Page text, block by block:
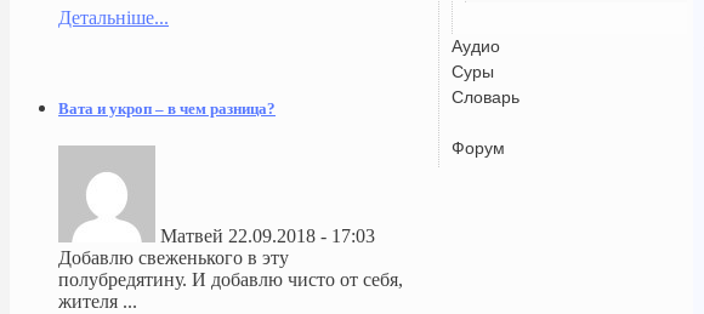
Аудио
Суры
Словарь
Форум
Детальніше...
Вата и укроп – в чем разница?
Матвей 22.09.2018 - 17:03
Добавлю свеженького в эту
полубредятину. И добавлю чисто от себя,
жителя ...